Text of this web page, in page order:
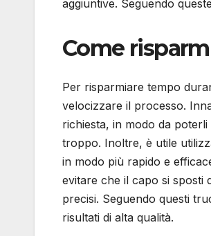
aggiuntive. Seguendo
Come
Per risparmiare tempo
velocizzare il processo.
richiesta, in modo da
troppo. Inoltre, è utile
in modo più rapido e
evitare che il capo si sposti
precisi. Seguendo questi
risultati di alta qualità.